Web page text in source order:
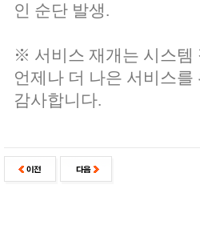
인 순단 발생.
※ 서비스 재개는 시스템
언제나 더 나은 서비스
감사합니다.